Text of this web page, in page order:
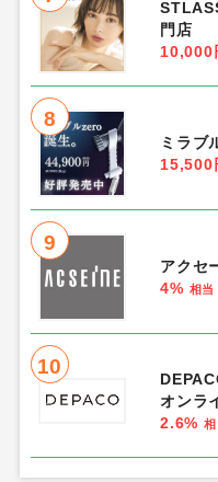
門店
10,000
8
ミラブ
15,500
9
アクセ
4% 相当
10
オンラ
2.6% 相